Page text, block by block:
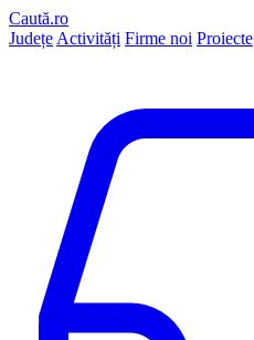
Caută.ro
Județe Activități Firme noi Proiecte